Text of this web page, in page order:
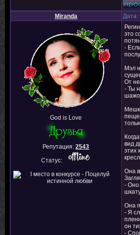
Miranda Дата:
God is Love
Репутация:2543
Статус:
это
-
Мэл
От
- Ты
вид
этих
Она
- Оно
Она
- Я
он
-